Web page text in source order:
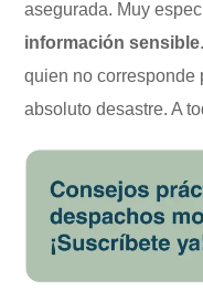
asegurada. Muy
información sensible
quien no corresponde
absoluto desastre. A